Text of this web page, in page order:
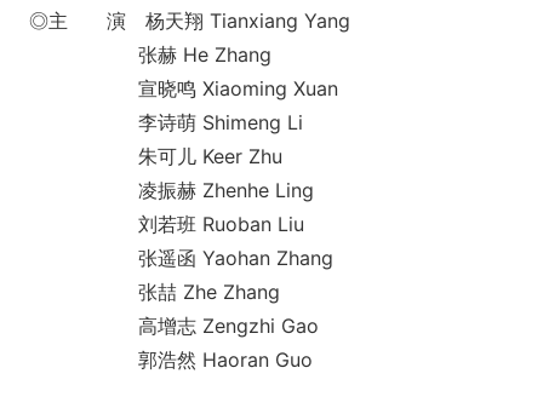
◎主 演 杨天翔 Tianxiang Yang
张赫 He Zhang
宣晓鸣 Xiaoming Xuan
李诗萌 Shimeng Li
朱可儿 Keer Zhu
凌振赫 Zhenhe Ling
刘若班 Ruoban Liu
张遥函 Yaohan Zhang
张喆 Zhe Zhang
高增志 Zengzhi Gao
郭浩然 Haoran Guo